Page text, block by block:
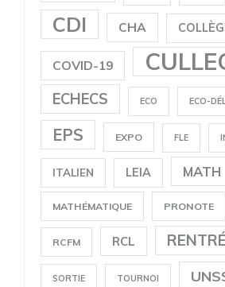
CDI CHA
COVID-19
ECHECS ECO ECO-
EPS EXPO FLE
ITALIEN LEIA MATH
MATHÉMATIQUE PRONOTE
RCFM RCL
SORTIE TOURNOI